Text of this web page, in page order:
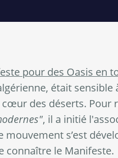
pour des Oasis en
était
des déserts. Pour
, il a initié
mouvement s’est
connaître le Manifeste.